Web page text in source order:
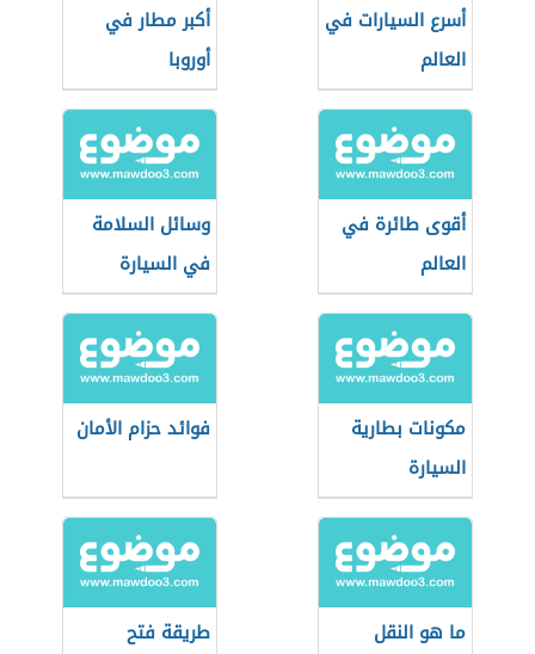
أسرع السيارات في
العالم
أكبر مطار في
أوروبا
أقوى طائرة في
العالم
وسائل السلامة
في السيارة
مكونات بطارية
السيارة
فوائد حزام الأمان
ما هو النقل
طريقة فتح